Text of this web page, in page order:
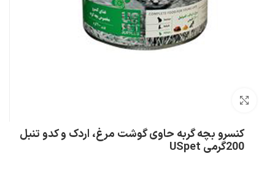
کنسرو بچه گربه حاوی گوشت مرغ، اردک و کدو تنبل
200گرمی USpet